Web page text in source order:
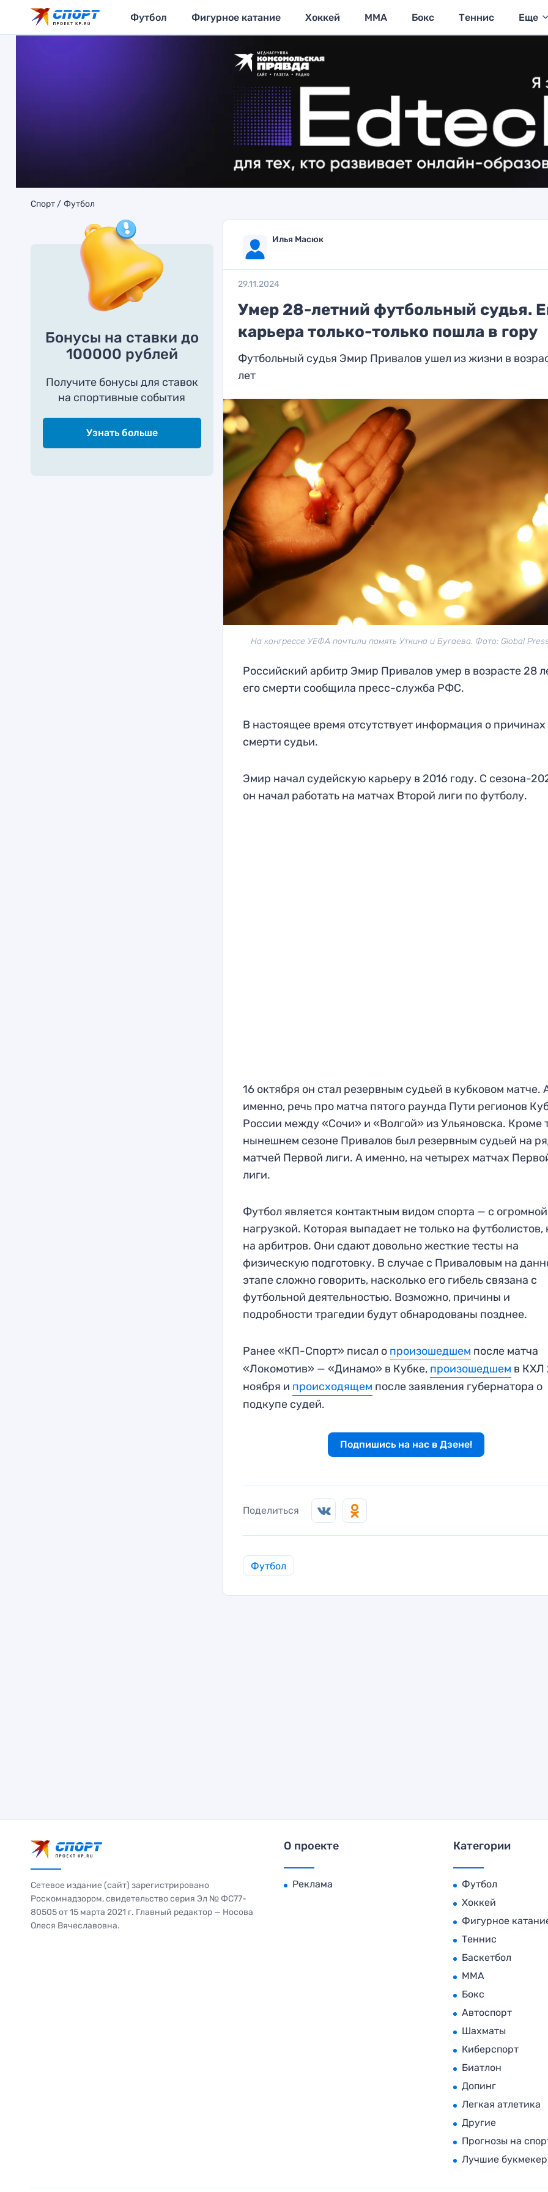
Футбол Фигурное катание Хоккей MMA Бокс Теннис Еще
Спорт Футбол
Бонусы на ставки до
100000 рублей
Получите бонусы для ставок
на спортивные события
Узнать больше
Илья Масюк
29.11.2024
Умер 28-летний футбольный судья.
карьера только-только пошла в гору
Футбольный судья Эмир Привалов ушел из жизни в
лет
На конгрессе УЕФА почтили память Уткина и Бугаева. Фото: Global
Российский арбитр Эмир Привалов умер в возрасте 28
его смерти сообщила пресс-служба РФС.
В настоящее время отсутствует информация о причинах
смерти судьи.
Эмир начал судейскую карьеру в 2016 году. С сезона-
он начал работать на матчах Второй лиги по футболу.
16 октября он стал резервным судьей в кубковом матче.
именно, речь про матча пятого раунда Пути регионов
России между «Сочи» и «Волгой» из Ульяновска. Кроме
нынешнем сезоне Привалов был резервным судьей на
матчей Первой лиги. А именно, на четырех матчах
лиги.
Футбол является контактным видом спорта — с огромной
нагрузкой. Которая выпадает не только на футболистов,
на арбитров. Они сдают довольно жесткие тесты на
физическую подготовку. В случае с Приваловым на
этапе сложно говорить, насколько его гибель связана с
футбольной деятельностью. Возможно, причины и
подробности трагедии будут обнародованы позднее.
Ранее «КП-Спорт» писал о произошедшем после матча
«Локомотив» — «Динамо» в Кубке, произошедшем в КХЛ
ноября и происходящем после заявления губернатора о
подкупе судей.
Подпишись на нас в Дзене!
Поделиться
Футбол
Сетевое издание (сайт) зарегистрировано
Роскомнадзором, свидетельство серия Эл № ФС77-
80505 от 15 марта 2021 г. Главный редактор — Носова
Олеся Вячеславовна.
О проекте
Реклама
Категории
Футбол
Хоккей
Фигурное
Теннис
Баскетбол
MMA
Бокс
Автоспорт
Шахматы
Киберспорт
Биатлон
Допинг
Легкая атлетика
Другие
Прогнозы на
Лучшие